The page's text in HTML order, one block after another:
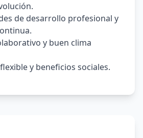
de desarrollo profesional y
y buen clima
y beneficios sociales.